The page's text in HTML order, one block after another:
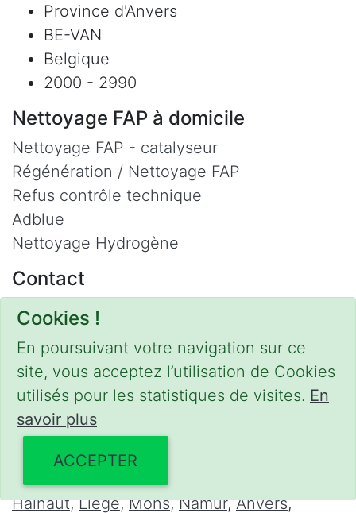
Cookies !
En poursuivant votre navigation sur ce
site, vous acceptez l’utilisation de Cookies
utilisés pour les statistiques de visites. En
savoir plus
ACCEPTER
Province d'Anvers
BE-VAN
Belgique
2000 - 2990
Nettoyage FAP à domicile
Nettoyage FAP - catalyseur
Régénération / Nettoyage FAP
Refus contrôle technique
Adblue
Nettoyage Hydrogène
Contact
Phone :
0475 47 20 19
Email :
mobilii@tcontact.me
Décalaminage & Régénération FAP à
domicile
Interventions urgentes sur la Belgique dans
les régions suivantes :
Bruxelles
Brabant Wallon
Hainaut,Liège,Mons,Namur,Anvers,